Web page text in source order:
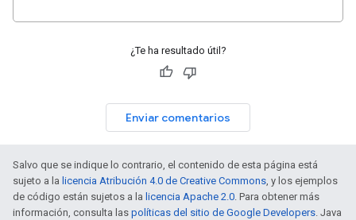
¿Te ha resultado útil?
Enviar comentarios
Salvo que se indique lo contrario, el contenido de esta página está
sujeto a la licencia Atribución 4.0 de Creative Commons, y los ejemplos
de código están sujetos a la licencia Apache 2.0. Para obtener más
información, consulta las políticas del sitio de Google Developers. Java